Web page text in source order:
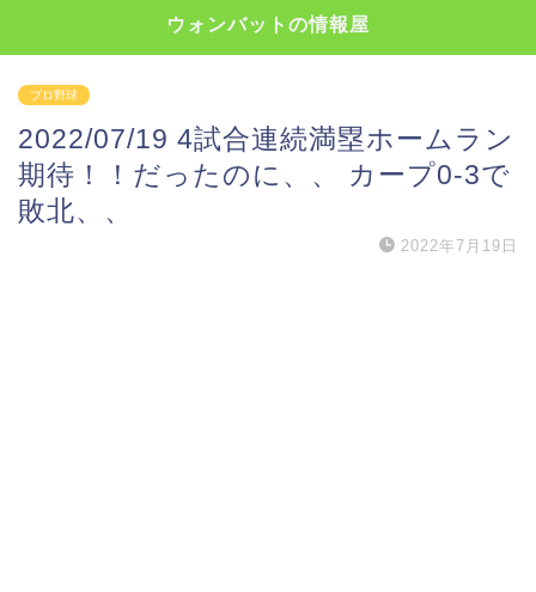
ウォンバットの情報屋
プロ野球
2022/07/19 4試合連続満塁ホームラン
期待！！だったのに、、 カープ0-3で
敗北、、
2022年7月19日